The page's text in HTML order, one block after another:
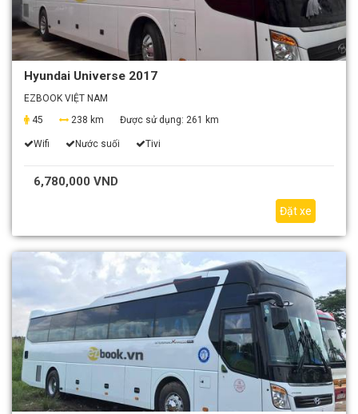
Hyundai Universe 2017
EZBOOK VIỆT NAM
45
238 km Được sử dụng: 261 km
Wifi Nước suối Tivi
6,780,000 VND
Đặt xe